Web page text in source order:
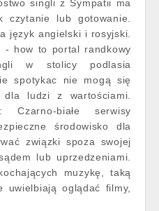
singli z Sympatii ma
czytanie lub gotowanie.
język angielski i rosyjski.
- how to portal randkowy
w stolicy podlasia
spotykac nie mogą się
ludzi z wartościami.
Czarno-białe serwisy
środowisko dla
związki spoza swojej
lub uprzedzeniami.
muzykę, taką
oglądać filmy,